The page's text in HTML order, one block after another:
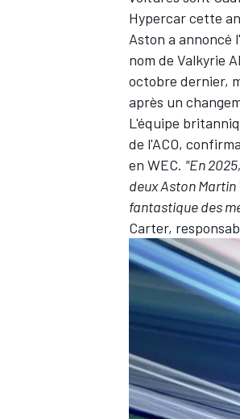
Hypercar cette
Aston a annoncé
nom de Valkyrie
octobre dernier,
après un
L'équipe
de l'ACO,
en WEC. "En
deux Aston
fantastique des
Carter,